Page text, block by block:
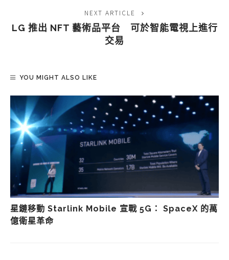
NEXT ARTICLE
LG 推出 NFT 藝術品平台 可於智能電視上進行
交易
YOU MIGHT ALSO LIKE
星鏈移動 Starlink Mobile 宣戰 5G： SpaceX 的萬
億衛星革命